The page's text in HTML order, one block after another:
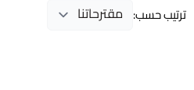
ترتيب حسب: